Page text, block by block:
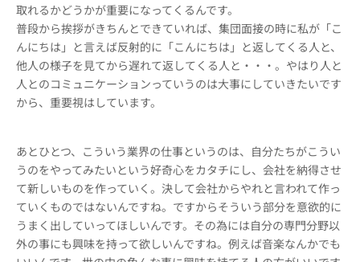
取れるかどうかが重要になってくるんです。
普段から挨拶がきちんとできていれば、集団面接の時に私が「こ
んにちは」と言えば反射的に「こんにちは」と返してくる人と、
他人の様子を見てから遅れて返してくる人と・・・。やはり人と
人とのコミュニケーションっていうのは大事にしていきたいです
から、重要視はしています。
あとひとつ、こういう業界の仕事というのは、自分たちがこうい
うのをやってみたいという好奇心をカタチにし、会社を納得させ
て新しいものを作っていく。決して会社からやれと言われて作っ
ていくものではないんですね。ですからそういう部分を意欲的に
うまく出していってほしいんです。その為には自分の専門分野以
外の事にも興味を持って欲しいんですね。例えば音楽なんかでも